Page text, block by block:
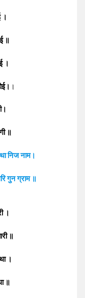
।
॥
।
।
॥
निज नाम।
गुन ग्राम ॥
।
॥
।
॥